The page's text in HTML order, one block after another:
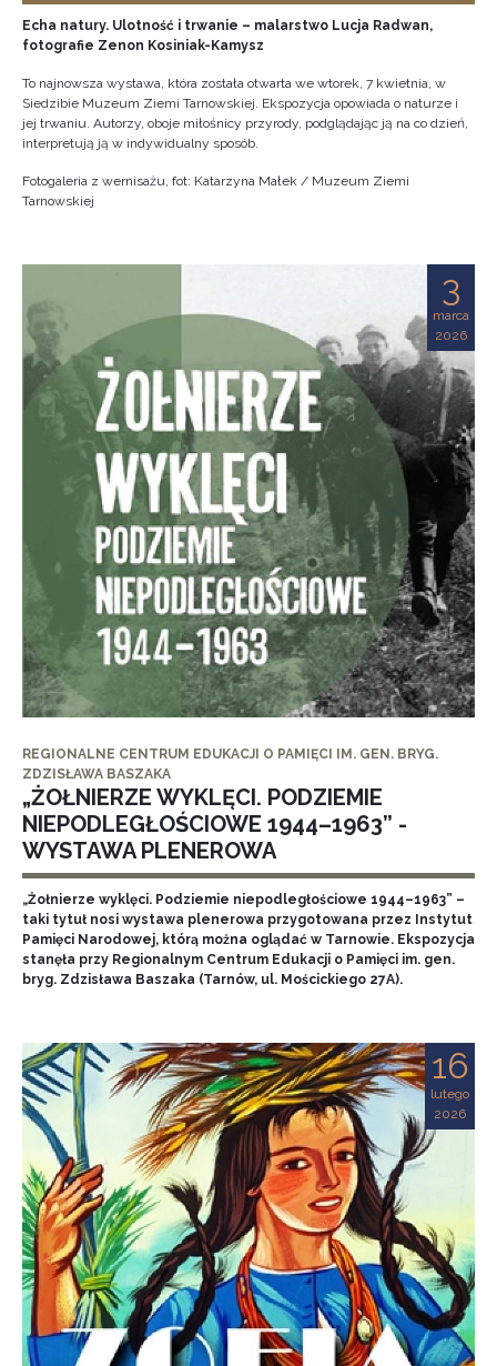
Echa natury. Ulotność i trwanie – malarstwo Lucja Radwan,
fotografie Zenon Kosiniak-Kamysz
To najnowsza wystawa, która została otwarta we wtorek, 7 kwietnia, w
Siedzibie Muzeum Ziemi Tarnowskiej. Ekspozycja opowiada o naturze i
jej trwaniu. Autorzy, oboje miłośnicy przyrody, podglądając ją na co dzień,
interpretują ją w indywidualny sposób.
Fotogaleria z wernisażu, fot: Katarzyna Małek / Muzeum Ziemi
Tarnowskiej
3
marca
2026
REGIONALNE CENTRUM EDUKACJI O PAMIĘCI IM. GEN. BRYG.
ZDZISŁAWA BASZAKA
„ŻOŁNIERZE WYKLĘCI. PODZIEMIE
NIEPODLEGŁOŚCIOWE 1944–1963” -
WYSTAWA PLENEROWA
„Żołnierze wyklęci. Podziemie niepodległościowe 1944–1963” –
taki tytuł nosi wystawa plenerowa przygotowana przez Instytut
Pamięci Narodowej, którą można oglądać w Tarnowie. Ekspozycja
stanęła przy Regionalnym Centrum Edukacji o Pamięci im. gen.
bryg. Zdzisława Baszaka (Tarnów, ul. Mościckiego 27A).
16
lutego
2026